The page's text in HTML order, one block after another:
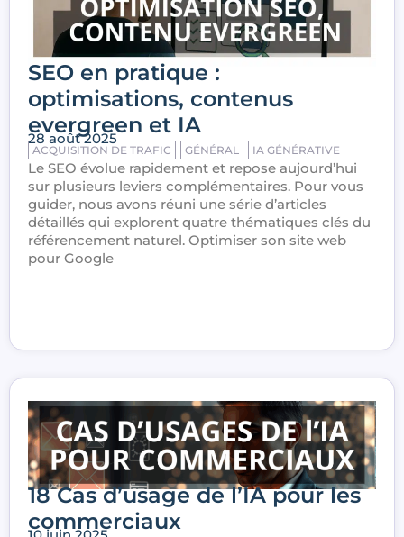
SEO en pratique :
optimisations, contenus
evergreen et IA
28 août 2025
ACQUISITION DE TRAFIC GÉNÉRAL IA GÉNÉRATIVE
Le SEO évolue rapidement et repose aujourd’hui
sur plusieurs leviers complémentaires. Pour vous
guider, nous avons réuni une série d’articles
détaillés qui explorent quatre thématiques clés du
référencement naturel. Optimiser son site web
pour Google
18 Cas d’usage de l’IA pour les
commerciaux